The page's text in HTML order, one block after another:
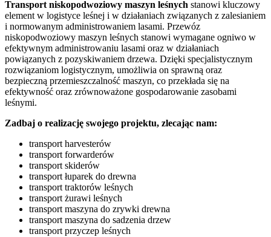
Transport niskopodwoziowy maszyn leśnych stanowi kluczowy
element w logistyce leśnej i w działaniach związanych z zalesianiem
i normowanym administrowaniem lasami. Przewóz
niskopodwoziowy maszyn leśnych stanowi wymagane ogniwo w
efektywnym administrowaniu lasami oraz w działaniach
powiązanych z pozyskiwaniem drzewa. Dzięki specjalistycznym
rozwiązaniom logistycznym, umożliwia on sprawną oraz
bezpieczną przemieszczalność maszyn, co przekłada się na
efektywność oraz zrównoważone gospodarowanie zasobami
leśnymi.
Zadbaj o realizację swojego projektu, zlecając nam:
transport harvesterów
transport forwarderów
transport skiderów
transport łuparek do drewna
transport traktorów leśnych
transport żurawi leśnych
transport maszyna do zrywki drewna
transport maszyna do sadzenia drzew
transport przyczep leśnych